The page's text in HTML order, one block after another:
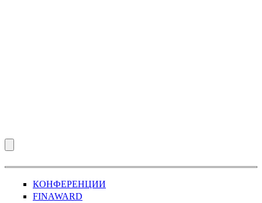
КОНФЕРЕНЦИИ
FINAWARD